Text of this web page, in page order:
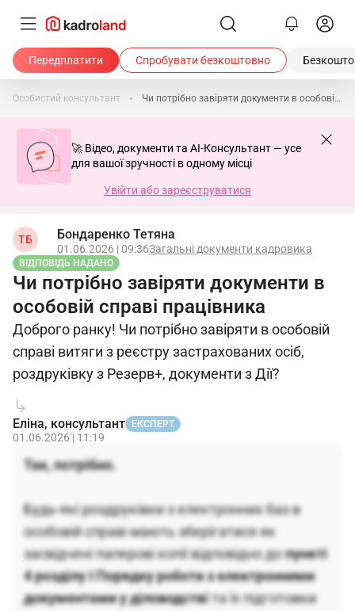
Передплатити Спробувати безкоштовно
Особистий консультант Чи потрібно завіряти документи в особовій справі працівника
🚀 Відео, документи та AI-Консультант — усе
для вашої зручності в одному місці
Увійти або зареєструватися
ТБ Бондаренко Тетяна
01.06.2026 | 09:36Загальні документи кадровика
ВІДПОВІДЬ НАДАНО
Чи потрібно завіряти документи в
особовій справі працівника
Доброго ранку! Чи потрібно завіряти в особовій
справі витяги з реєстру застрахованих осіб,
роздруківку з Резерв+, документи з Дії?
Еліна, консультант ЕКСПЕРТ
01.06.2026 | 11:19
Так, потрібно.
Будь-які роздруківки з електронних баз в
особовій справі мають зберігатися як
засвідчені паперові копії відповідно допункті
4 розділу І Порядку роботи з електронними
документами у діловодствіта їх підготовки